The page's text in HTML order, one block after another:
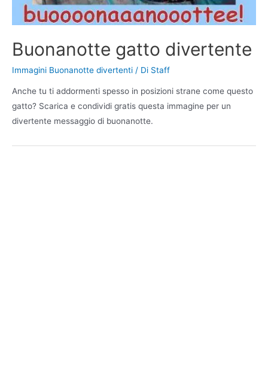
Buonanotte gatto divertente
Immagini Buonanotte divertenti / Di Staff
Anche tu ti addormenti spesso in posizioni strane come questo
gatto? Scarica e condividi gratis questa immagine per un
divertente messaggio di buonanotte.